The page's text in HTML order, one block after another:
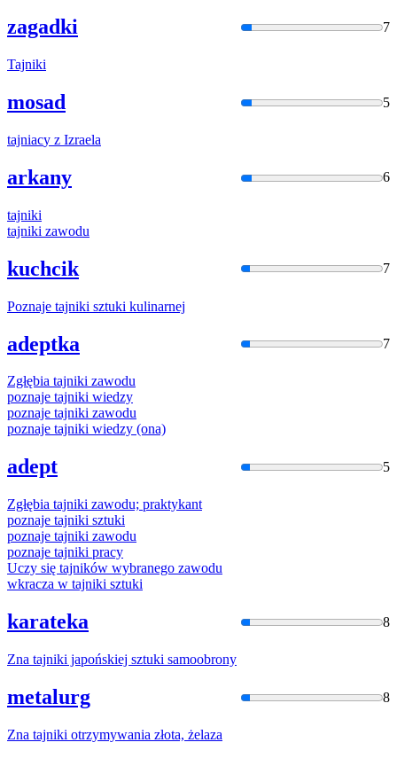
zagadki 7
Tajniki
mosad 5
tajniacy z Izraela
arkany 6
tajniki
tajniki zawodu
kuchcik 7
Poznaje tajniki sztuki kulinarnej
adeptka 7
Zgłębia tajniki zawodu
poznaje tajniki wiedzy
poznaje tajniki zawodu
poznaje tajniki wiedzy (ona)
adept 5
Zgłębia tajniki zawodu; praktykant
poznaje tajniki sztuki
poznaje tajniki zawodu
poznaje tajniki pracy
Uczy się tajników wybranego zawodu
wkracza w tajniki sztuki
karateka 8
Zna tajniki japońskiej sztuki samoobrony
metalurg 8
Zna tajniki otrzymywania złota, żelaza